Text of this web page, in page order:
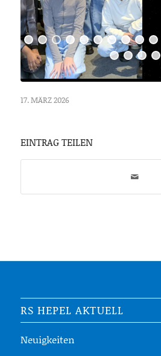
17. MÄRZ 2026
EINTRAG TEILEN
RS HEPEL AKTUELL
Neuigkeiten